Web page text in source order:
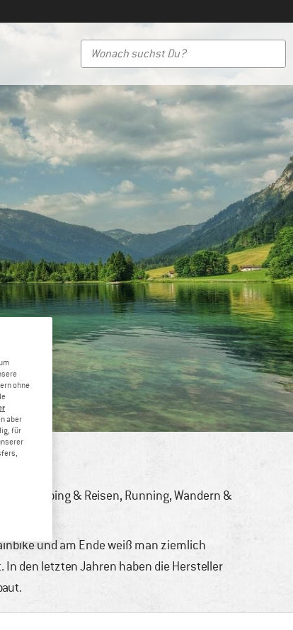
Camping & Reisen, Running,Wandern &
und am Ende weiß man ziemlich
den letzten Jahren haben die Hersteller
ohne
aber
für